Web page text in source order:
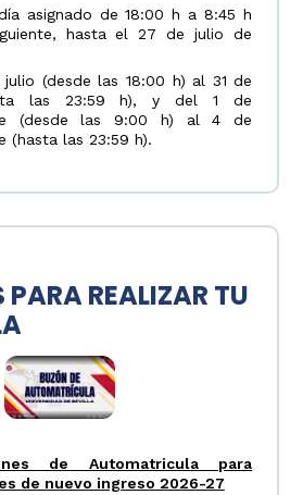
asignado de 18:00 h a 8:45 h
hasta el 27 de julio de
(desde las 18:00 h) al 31 de
las 23:59 h), y del 1 de
(desde las 9:00 h) al 4 de
(hasta las 23:59 h).
PARA REALIZAR TU
de Automatricula para
de nuevo ingreso 2026-27